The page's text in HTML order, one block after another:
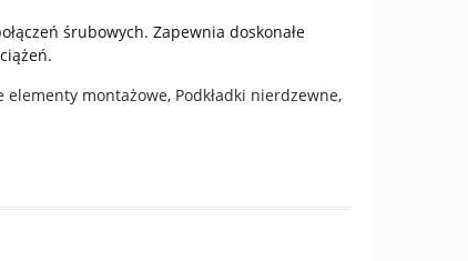
śrubowych. Zapewnia doskonałe
elementy montażowe, Podkładki nierdzewne,